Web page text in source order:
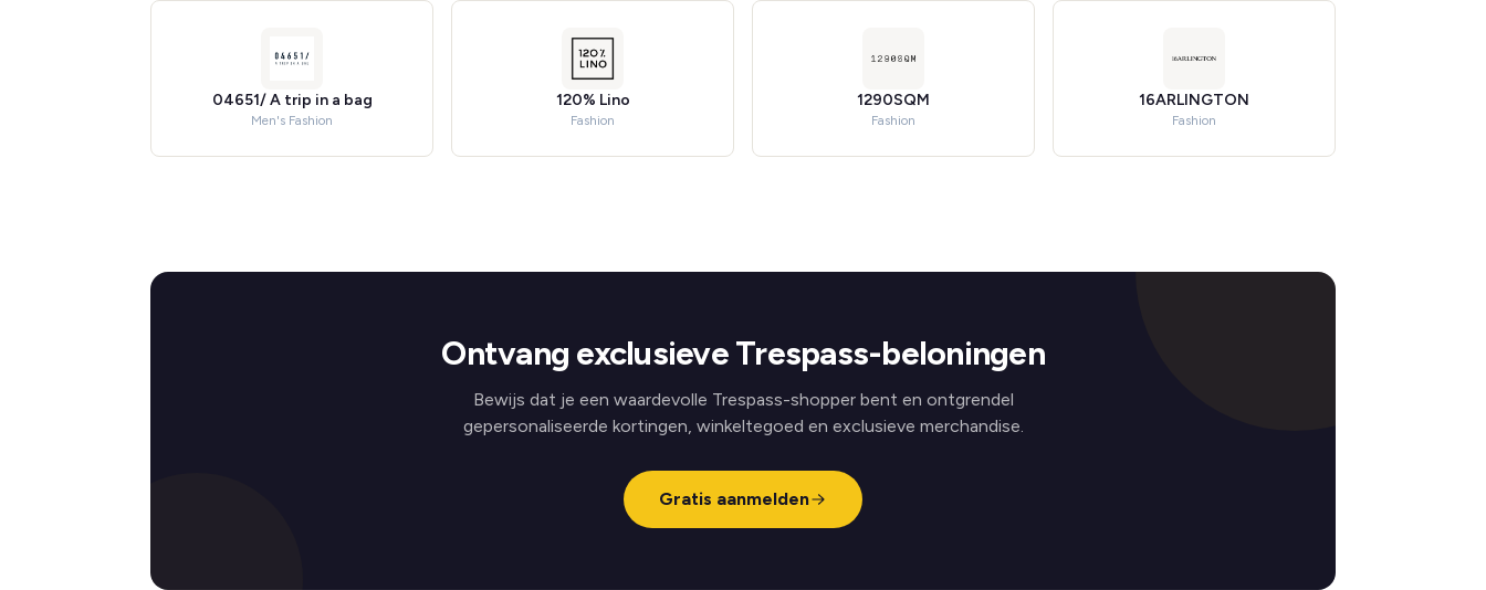
04651/ A trip in a bag
Men's Fashion
120% Lino
Fashion
1290SQM
Fashion
16ARLINGTON
Fashion
Ontvang exclusieve Trespass-beloningen
Bewijs dat je een waardevolle Trespass-shopper bent en ontgrendel
gepersonaliseerde kortingen, winkeltegoed en exclusieve merchandise.
Gratis aanmelden